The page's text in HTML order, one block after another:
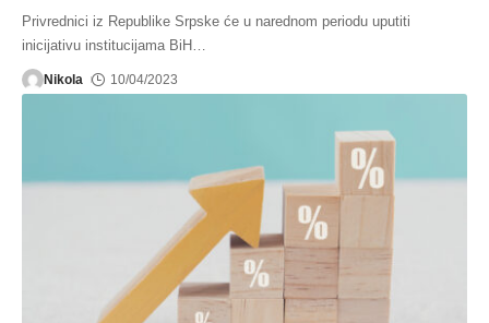
Privrednici iz Republike Srpske će u narednom periodu uputiti
inicijativu institucijama BiH
Nikola 10/04/2023